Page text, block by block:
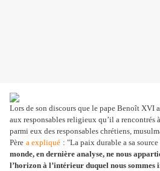
Lors de son discours que le pape Benoît XVI
aux responsables religieux qu’il a rencontrés
parmi eux des responsables chrétiens,
Père a expliqué : "La paix durable a sa
monde, en dernière analyse, ne nous
l’horizon à l’intérieur duquel nous